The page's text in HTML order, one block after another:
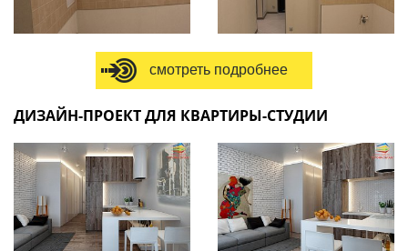
смотреть подробнее
ДИЗАЙН-ПРОЕКТ ДЛЯ КВАРТИРЫ-СТУДИИ